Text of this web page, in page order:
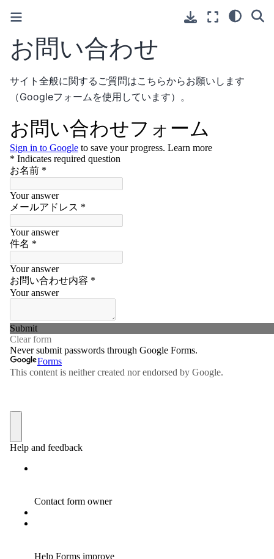
お問い合わせ
サイト全般に関するご質問はこちらからお願いします
（Googleフォームを使用しています）。